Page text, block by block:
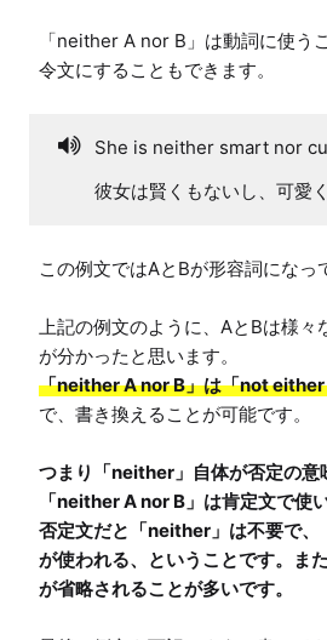
「neither A nor B」は動詞に使う
令文にすることもできます。
She is neither smart nor
彼女は賢くもないし、可愛く
この例文ではAとBが形容詞になっ
上記の例文のように、AとBは様々
「neither A nor B」は「not either
つまり「neither」自体が否定の意
「neither A nor B」は肯定文で使
否定文だと「neither」は不要で、
が使われる、ということです。ま
が省略されることが多いです。